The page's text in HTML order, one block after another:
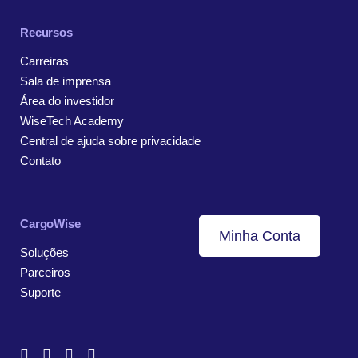
Recursos
Carreiras
Sala de imprensa
Área do investidor
WiseTech Academy
Central de ajuda sobre privacidade
Contato
CargoWise
Soluções
Parceiros
Suporte
Minha Conta